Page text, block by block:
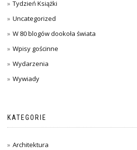
Tydzień Książki
Uncategorized
W 80 blogów dookoła świata
Wpisy gościnne
Wydarzenia
Wywiady
KATEGORIE
Architektura